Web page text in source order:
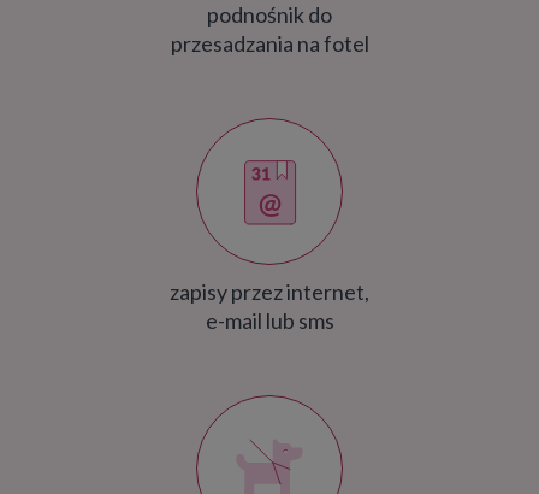
podnośnik do
przesadzania na fotel
zapisy przez internet,
e-mail lub sms